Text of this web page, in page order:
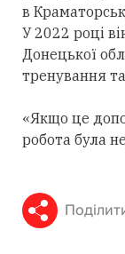
в
У 2022 році
Донецької
тренування
«Якщо це
робота була